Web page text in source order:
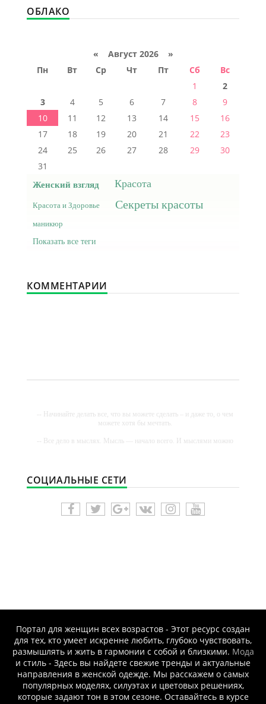
ОБЛАКО
« Август 2026 »
Пн
Вт Ср Чт Пт Сб
Вс
1
2
3
4 5 6 7 8
9
10
11 12 13 14 15
16
17
18 19 20 21 22
23
24
25 26 27 28 29
30
31
Женский взгляд Красота
Красота и Здоровье Секреты красоты
маникюр
Показать все теги
КОММЕНТАРИИ
-- Начинайте делать все, что вы можете сделать – и даже то, о чем
можете хотя бы мечтать.
-- Все дело в мыслях. Мысль — начало всего. И мыслями можно
-- Идите уверенно по направлению к мечте. Живите той жизнью,
которую вы сами себе придумали.
-- Самое большое богатство — это ум. Самая большая нищета —
глупость. Из всех страхов самый пугающий — самолюбование.
СОЦИАЛЬНЫЕ СЕТИ
Портал для женщин всех возрастов - Этот ресурс создан
для тех, кто умеет искренне любить, глубоко чувствовать,
размышлять и жить в гармонии с собой и близкими. Мода
и стиль - Здесь вы найдете свежие тренды и актуальные
направления в женской одежде. Мы расскажем о самых
популярных моделях, силуэтах и цветовых решениях,
которые задают тон в этом сезоне. Оставайтесь в курсе